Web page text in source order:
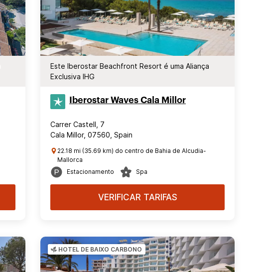
Este Iberostar Beachfront Resort é uma Aliança
Exclusiva IHG
Iberostar Waves Cala Millor
Carrer Castell, 7
Cala Millor, 07560, Spain
22.18 mi (35.69 km) do centro de Bahia de Alcudia-
Mallorca
Estacionamento
Spa
VERIFICAR TARIFAS
HOTEL DE BAIXO CARBONO